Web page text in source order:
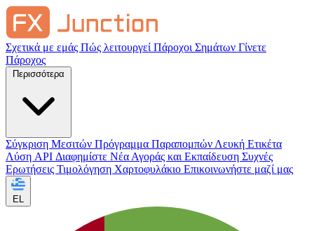
Σχετικά με εμάς Πώς λειτουργεί Πάροχοι Σημάτων Γίνετε
Πάροχος
Σύγκριση Μεσιτών Πρόγραμμα Παραπομπών Λευκή Ετικέτα
Λύση API Διαφημίστε Νέα Αγοράς και Εκπαίδευση Συχνές
Ερωτήσεις Τιμολόγηση Χαρτοφυλάκιο Επικοινωνήστε μαζί μας
EL